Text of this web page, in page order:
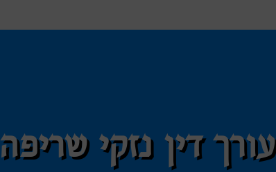
עורך דין נזקי שריפה